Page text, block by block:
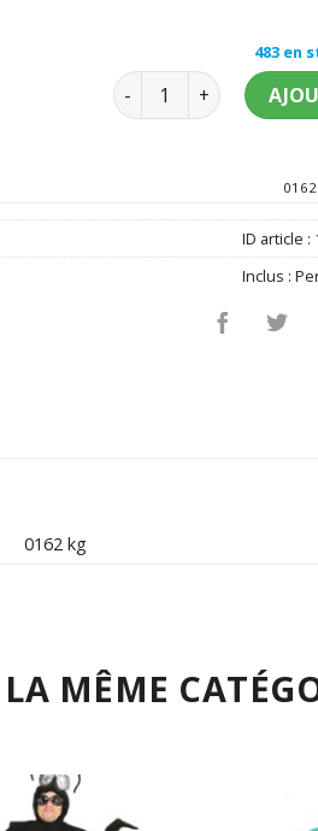
483 en
quantité de Perruque
ID article :
Inclus :
0162 kg
LA MÊME